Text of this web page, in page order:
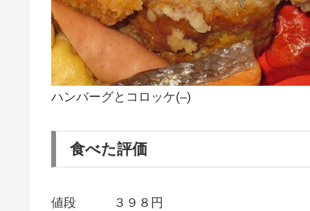
ハンバーグとコロッケ(–)
食べた評価
値段 ３９８円